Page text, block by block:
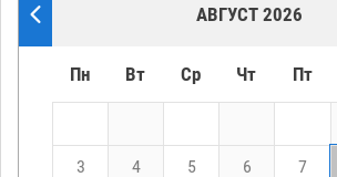
АВГУСТ 2026
Пн Вт Ср Чт Пт
3 4 5 6 7